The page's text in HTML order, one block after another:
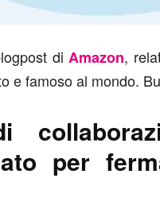
di Amazon,
e famoso al mondo.
per